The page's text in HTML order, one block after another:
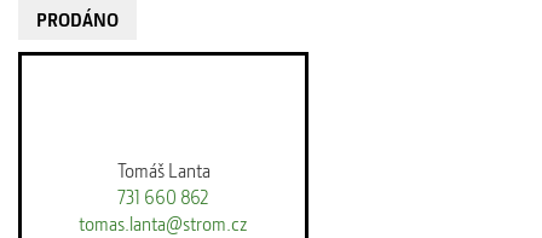
PRODÁNO
Tomáš Lanta
731 660 862
tomas.lanta@strom.cz